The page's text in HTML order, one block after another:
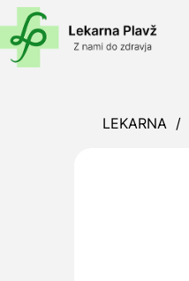
LEKARNA /